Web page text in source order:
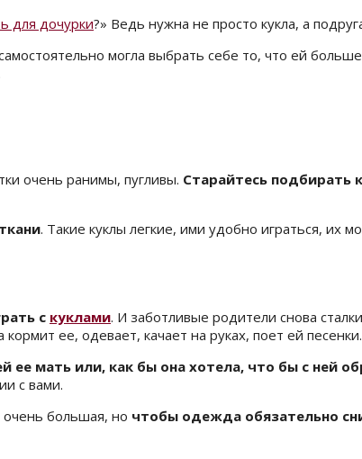
для дочурки?» Ведь нужна не просто кукла, а
могла выбрать себе то, что ей
очень ранимы, пугливы. Старайтесь подбирать
. Такие куклы легкие, ими удобно играться, их
с куклами. И заботливые родители снова
ее, одевает, качает на руках, поет ей песенки.
ее мать или, как бы она хотела, что бы с ней
с вами.
очень большая, но чтобы одежда обязательно